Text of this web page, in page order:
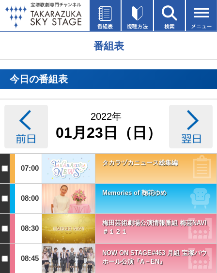
番組表
今日の番組表
2022年
01月23日（日）
07:00
タカラヅカニュース総集編
08:00
Memories of 鞠花ゆめ
08:30
梅田芸術劇場公演情報番組 梅芸NAVI
＃１２１
08:45
NOW ON STAGE#463 月組 宝塚バウ
ホール公演『A－EN』